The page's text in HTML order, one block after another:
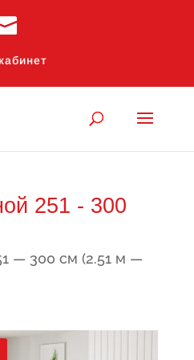
251 - 300
— 300 см (2.51 м —